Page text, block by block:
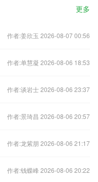
更多
作者:姜欣玉 2026-08-07 00:56
作者:单慧凝 2026-08-06 18:53
作者:谈岩士 2026-08-06 23:37
作者:景琦昌 2026-08-06 20:57
作者:龙紫朋 2026-08-06 21:17
作者:钱蝶峰 2026-08-06 20:22